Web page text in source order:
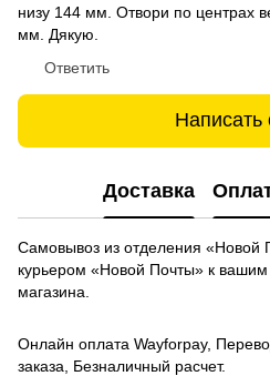
низу 144 мм. Отвори по центрах
мм. Дякую.
Ответить
Написать
Доставка
Самовывоз из отделения «Новой
курьером «Новой Почты» к
магазина.
Онлайн оплата Wayforpay,
заказа, Безналичный расчет.